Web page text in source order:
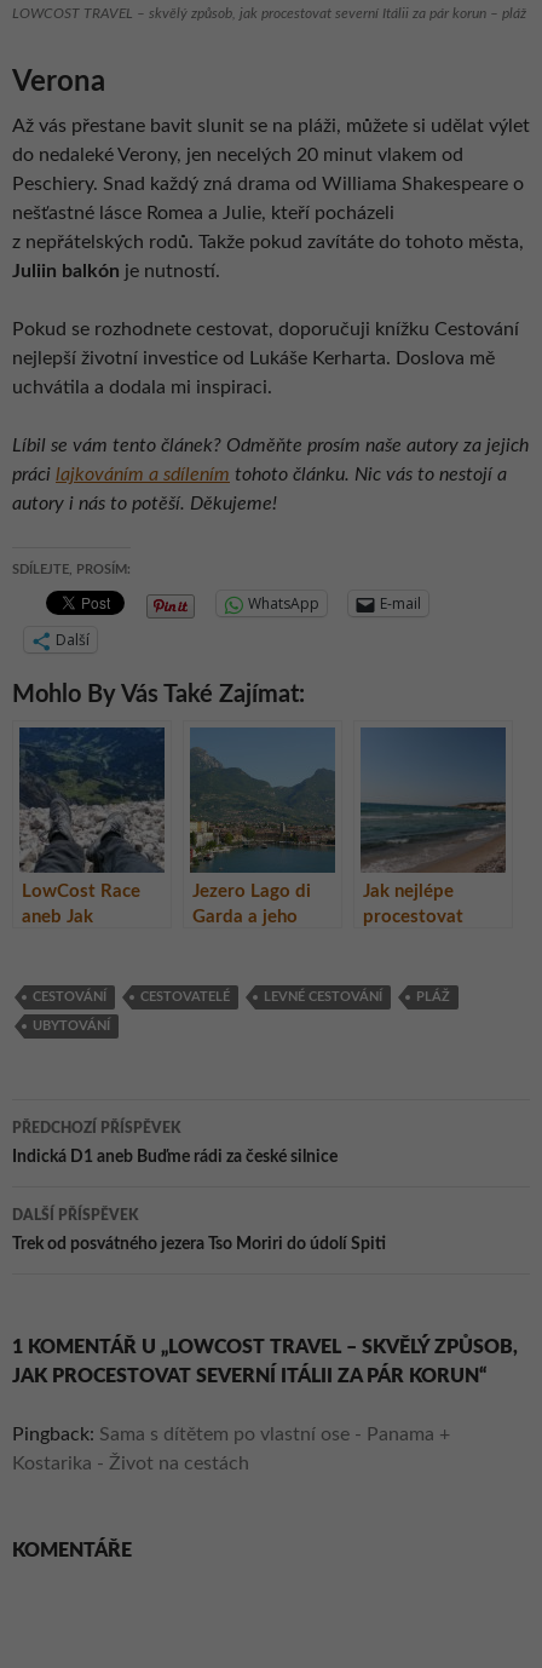
LOWCOST TRAVEL – skvělý způsob, jak procestovat severní Itálii za pár korun – pláž
Verona
Až vás přestane bavit slunit se na pláži, můžete si udělat výlet
do nedaleké Verony, jen necelých 20 minut vlakem od
Peschiery. Snad každý zná drama od Williama Shakespeare o
nešťastné lásce Romea a Julie, kteří pocházeli
z nepřátelských rodů. Takže pokud zavítáte do tohoto města,
Juliin balkón je nutností.
Pokud se rozhodnete cestovat, doporučuji knížku Cestování
nejlepší životní investice od Lukáše Kerharta. Doslova mě
uchvátila a dodala mi inspiraci.
Líbil se vám tento článek? Odměňte prosím naše autory za jejich
práci lajkováním a sdílením tohoto článku. Nic vás to nestojí a
autory i nás to potěší. Děkujeme!
SDÍLEJTE, PROSÍM:
WhatsApp
E-mail
Další
Mohlo By Vás Také Zajímat:
LowCost Race
aneb Jak
peněz
Jezero Lago di
Garda a jeho
Jak nejlépe
procestovat
CESTOVÁNÍ CESTOVATELÉ LEVNÉ CESTOVÁNÍ PLÁŽ
UBYTOVÁNÍ
Navigace
pro
příspěvky
PŘEDCHOZÍ PŘÍSPĚVEK
Indická D1 aneb Buďme rádi za české silnice
DALŠÍ PŘÍSPĚVEK
Trek od posvátného jezera Tso Moriri do údolí Spiti
1 KOMENTÁŘ U „LOWCOST TRAVEL – SKVĚLÝ ZPŮSOB,
JAK PROCESTOVAT SEVERNÍ ITÁLII ZA PÁR KORUN“
Pingback: Sama s dítětem po vlastní ose - Panama +
Kostarika - Život na cestách
KOMENTÁŘE